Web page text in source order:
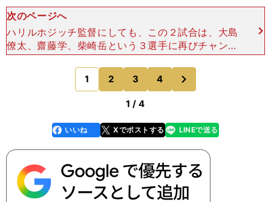
次のページへ
ハリルホジッチ監督にしても、この２試合は、大島
僚太、齋藤学、柴崎岳という３選手に再びチャンス
を与えるのが最大の目的だったはず。しかし、３選
手ともケガで招集できなくなってしまい、目的がは
っきりしないまま
1 2 3 4
のページへ
1 / 4
faceboo
k
いいね Xでポストする
line LINEで送る